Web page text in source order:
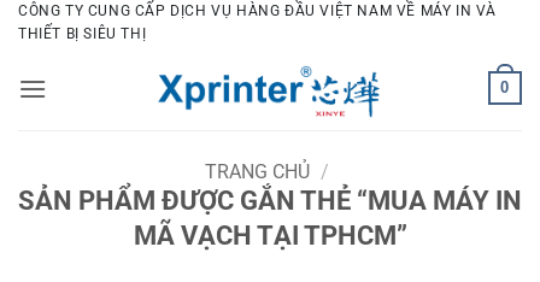
Bỏ
qua
dung
CÔNG TY CUNG CẤP DỊCH VỤ HÀNG ĐẦU VIỆT NAM VỀ MÁY IN VÀ
THIẾT BỊ SIÊU THỊ
0
TRANG CHỦ /
SẢN PHẨM ĐƯỢC GẮN THẺ “MUA MÁY IN
MÃ VẠCH TẠI TPHCM”